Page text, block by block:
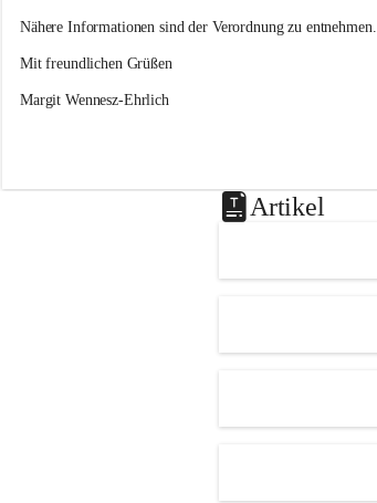
Nähere Informationen sind der Verordnung zu entnehmen.
Mit freundlichen Grüßen
Margit Wennesz-Ehrlich
Artikel